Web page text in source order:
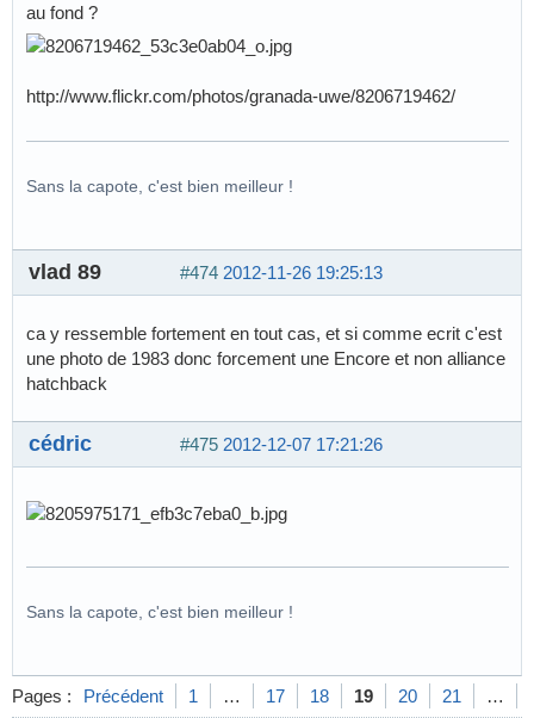
au fond ?
http://www.flickr.com/photos/granada-uwe/8206719462/
Sans la capote, c'est bien meilleur !
#474 2012-11-26 19:25:13
vlad 89
ca y ressemble fortement en tout cas, et si comme ecrit c'est
une photo de 1983 donc forcement une Encore et non alliance
hatchback
#475 2012-12-07 17:21:26
cédric
Sans la capote, c'est bien meilleur !
Pages : Précédent 1 … 17 18 19 20 21 …